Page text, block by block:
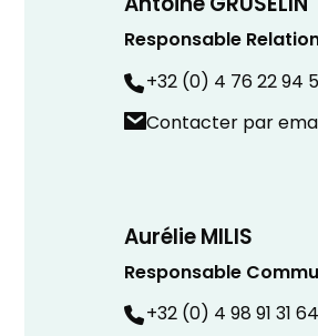
Responsable
+32 (0) 4 76 22 94
Contacter par
Aurélie MILIS
Responsable
+32 (0) 4 98 91 31 64